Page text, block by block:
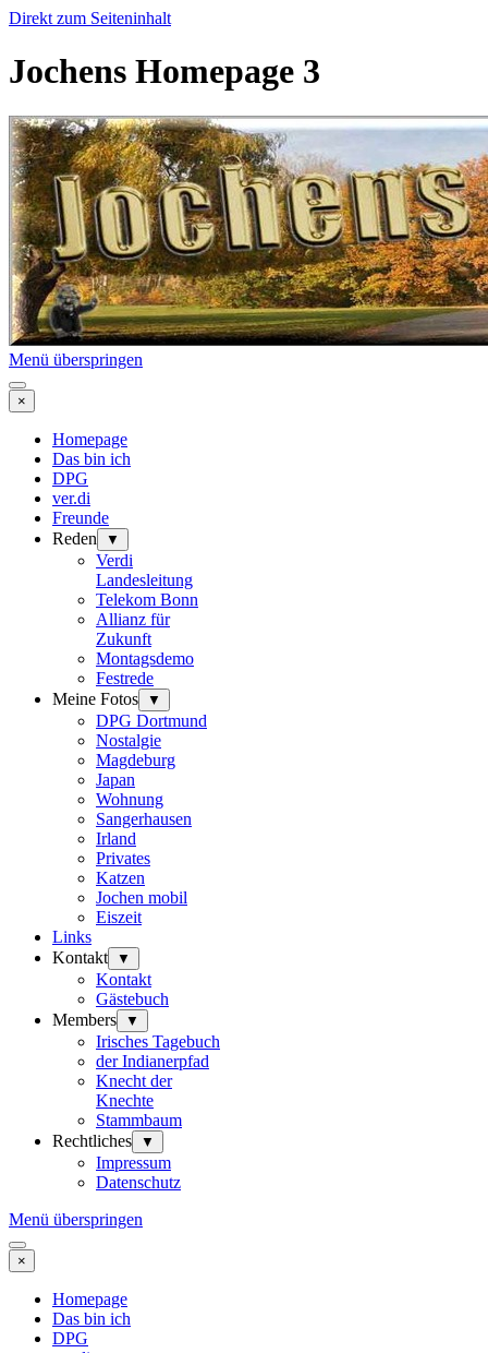
Direkt zum Seiteninhalt
Jochens Homepage 3
Menü überspringen
×
Homepage
Das bin ich
DPG
ver.di
Freunde
Reden
▼
Verdi
Landesleitung
Telekom Bonn
Allianz für
Zukunft
Montagsdemo
Festrede
Meine Fotos
▼
DPG Dortmund
Nostalgie
Magdeburg
Japan
Wohnung
Sangerhausen
Irland
Privates
Katzen
Jochen mobil
Eiszeit
Links
Kontakt
▼
Kontakt
Gästebuch
Members
▼
Irisches Tagebuch
der Indianerpfad
Knecht der
Knechte
Stammbaum
Rechtliches
▼
Impressum
Datenschutz
Menü überspringen
×
Homepage
Das bin ich
DPG